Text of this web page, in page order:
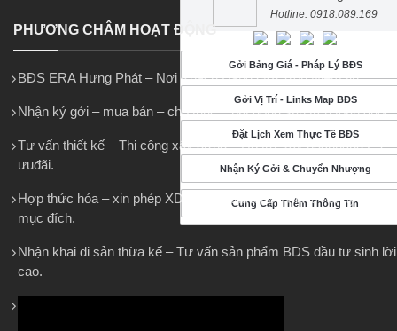
Hotline: 0918.089.169
Gởi Bảng Giá - Pháp Lý BĐS
Gởi Vị Trí - Links Map BĐS
Đặt Lịch Xem Thực Tế BĐS
Nhận Ký Gởi & Chuyển Nhượng
Cung Cấp Thêm Thông Tin
PHƯƠNG CHÂM HOẠT ĐỘNG
BĐS ERA Hưng Phát – Nơi Khách Hàng Gởi Trọn Niềm tin
Nhận ký gởi – mua bán – cho thuê – bất động sản trên toàn quốc.
Tư vấn thiết kế – Thi công xây dựng – Hỗ trợ vay ngânhàng LS
ưuđãi.
Hợp thức hóa – xin phép XD – Tách thửa hợp thửa – chuyển
mục đích.
Nhận khai di sản thừa kế – Tư vấn sản phẩm BDS đầu tư sinh lời
cao.